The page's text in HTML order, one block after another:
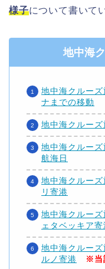
様子について書いて
地中海
地中海クルー
ナまでの移動
地中海クルー
地中海クルー
航海日
地中海クルー
リ寄港
地中海クルー
ェタベッキア寄
地中海クルー
ルノ寄港
※当